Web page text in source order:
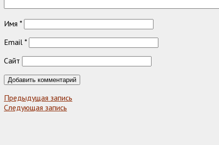
Имя *
Email *
Сайт
Предыдущая запись
Следующая запись